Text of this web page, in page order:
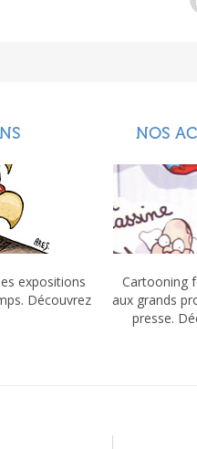
expositions
Découvrez
NOS
Cartooning
aux grands
presse.